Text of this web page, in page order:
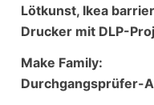
Lötkunst, Ikea
Drucker mit DLP-
Make Family:
Durchgangsprüfer-